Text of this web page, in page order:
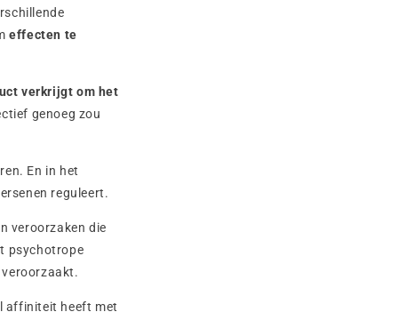
effecten te
verkrijgt om het
genoeg zou
En in het
reguleert.
veroorzaken die
psychotrope
affiniteit heeft met